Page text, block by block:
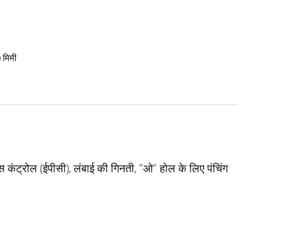
(ईपीसी), लंबाई की गिनती, "ओ" होल के लिए पंचिंग